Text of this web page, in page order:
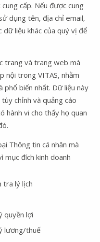
cấp. Nếu được cung
dụng tên, địa chỉ email,
liệu khác của quý vị để
trang và trang web mà
nội trong VITAS, nhằm
phổ biến nhất. Dữ liệu này
chỉnh và quảng cáo
hành vi cho thấy họ quan
Thông tin cá nhân mà
mục đích kinh doanh
tra lý lịch
quyền lợi
lương/thuế